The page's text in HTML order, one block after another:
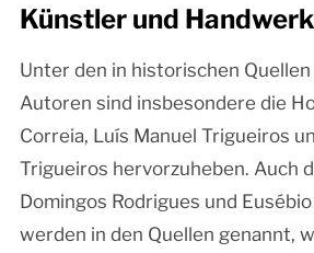
Künstler und
Unter den in historischen
Autoren sind insbesondere die
Correia, Luís Manuel Trigueiros
Trigueiros hervorzuheben. Auch
Domingos Rodrigues und
werden in den Quellen genannt,